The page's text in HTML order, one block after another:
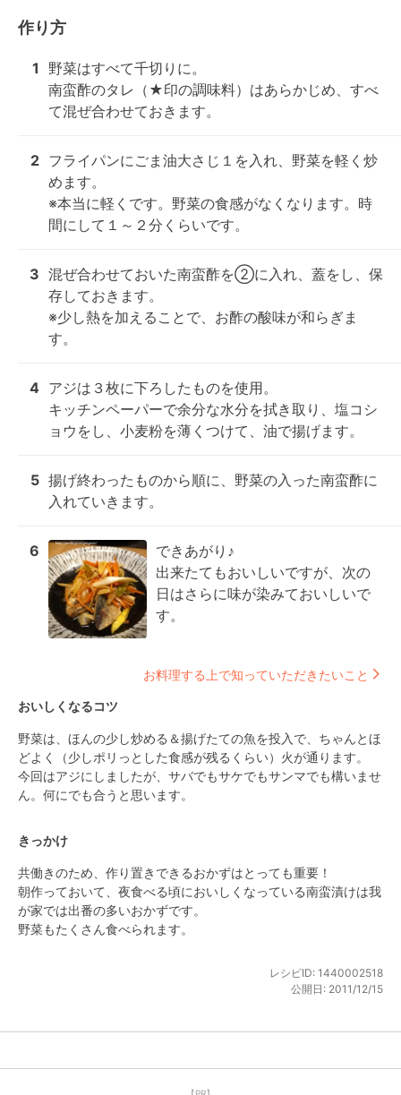
作り方
1
野菜はすべて千切りに。
南蛮酢のタレ（★印の調味料）はあらかじめ、すべ
て混ぜ合わせておきます。
2 フライパンにごま油大さじ１を入れ、野菜を軽く炒
めます。
※本当に軽くです。野菜の食感がなくなります。時
間にして１～２分くらいです。
3 混ぜ合わせておいた南蛮酢を②に入れ、蓋をし、保
存しておきます。
※少し熱を加えることで、お酢の酸味が和らぎま
す。
4 アジは３枚に下ろしたものを使用。
キッチンペーパーで余分な水分を拭き取り、塩コシ
ョウをし、小麦粉を薄くつけて、油で揚げます。
5 揚げ終わったものから順に、野菜の入った南蛮酢に
入れていきます。
6
できあがり♪
出来たてもおいしいですが、次の
日はさらに味が染みておいしいで
す。
お料理する上で知っていただきたいこと
おいしくなるコツ
野菜は、ほんの少し炒める＆揚げたての魚を投入で、ちゃんとほ
どよく（少しポリっとした食感が残るくらい）火が通ります。
今回はアジにしましたが、サバでもサケでもサンマでも構いませ
ん。何にでも合うと思います。
きっかけ
共働きのため、作り置きできるおかずはとっても重要！
朝作っておいて、夜食べる頃においしくなっている南蛮漬けは我
が家では出番の多いおかずです。
野菜もたくさん食べられます。
レシピID: 1440002518
公開日: 2011/12/15